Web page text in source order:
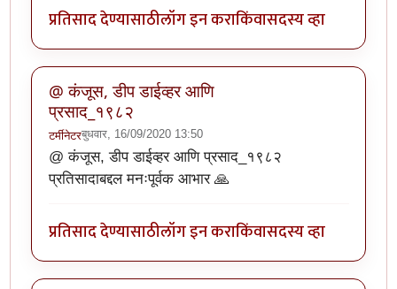
प्रतिसाद देण्यासाठीलॉग इन कराकिंवासदस्य व्हा
@ कंजूस, डीप डाईव्हर आणि
प्रसाद_१९८२
टर्मीनेटरबुधवार, 16/09/2020 13:50
@ कंजूस, डीप डाईव्हर आणि प्रसाद_१९८२
प्रतिसादाबद्दल मनःपूर्वक आभार 🙏
प्रतिसाद देण्यासाठीलॉग इन कराकिंवासदस्य व्हा